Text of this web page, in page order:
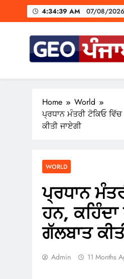
4:34:39 AM 07/08/2026
Geo Punjab
Punjab di Har Khabar
Home
World
ਪ੍ਰਧਾਨ ਮੰਤਰੀ ਟੋਕਿਓ
ਕੀਤੀ ਜਾਏਗੀ
WORLD
ਪ੍ਰਧਾਨ
ਹਨ,
ਗੱਲਬਾਤ
Admin 11 Months